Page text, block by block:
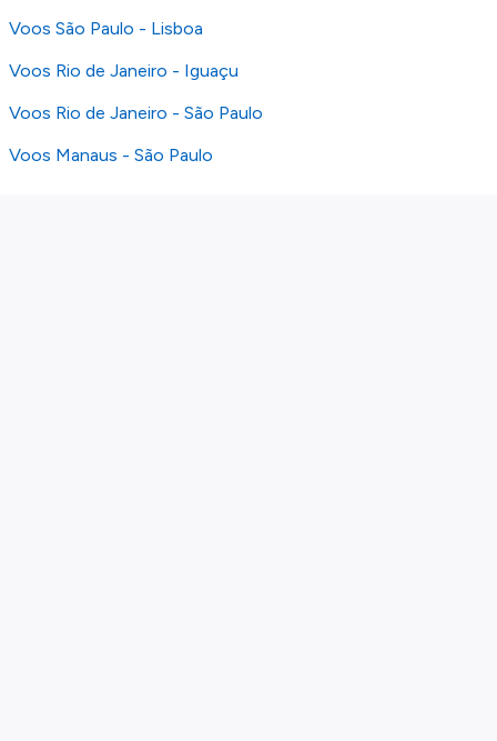
Voos São Paulo - Lisboa
Voos Rio de Janeiro - Iguaçu
Voos Rio de Janeiro - São Paulo
Voos Manaus - São Paulo